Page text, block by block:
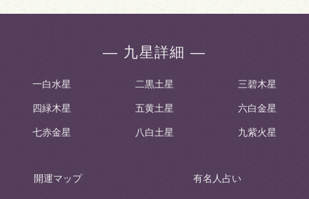
― 九星詳細 ―
一白水星 二黒土星 三碧木星
四緑木星 五黄土星 六白金星
七赤金星 八白土星 九紫火星
開運マップ 有名人占い